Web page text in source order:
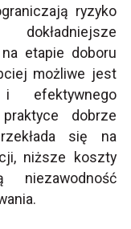
ryzyko
etapie doboru
możliwe jest
i efektywnego
dobrze
się na
niższe koszty
niezawodność